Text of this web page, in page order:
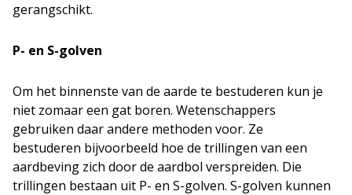
gerangschikt.
P- en S-golven
Om het binnenste van de aarde te bestuderen kun je
niet zomaar een gat boren. Wetenschappers
gebruiken daar andere methoden voor. Ze
bestuderen bijvoorbeeld hoe de trillingen van een
aardbeving zich door de aardbol verspreiden. Die
trillingen bestaan uit P- en S-golven. S-golven kunnen